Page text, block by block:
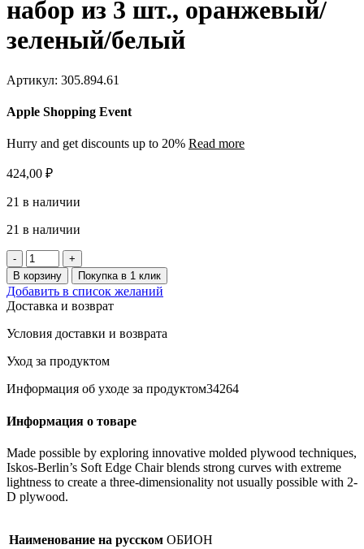
набор из 3 шт., оранжевый/
зеленый/белый
Артикул: 305.894.61
Apple Shopping Event
Hurry and get discounts up to 20% Read more
424,00 ₽
21 в наличии
21 в наличии
Количество
товара
ABYAN
мочалка
для
тела,
набор
из
шт.,
зеленый/
белый
В корзину Покупка в 1 клик
Добавить в список желаний
Доставка и возврат
Условия доставки и возврата
Уход за продуктом
Информация об уходе за продуктом34264
Информация о товаре
Made possible by exploring innovative molded plywood techniques,
Iskos-Berlin’s Soft Edge Chair blends strong curves with extreme
lightness to create a three-dimensionality not usually possible with 2-
D plywood.
Наименование на русском ОБИОН